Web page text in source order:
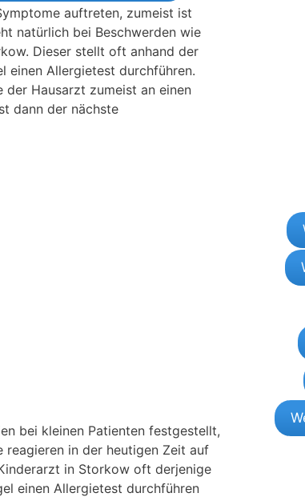
auftreten, zumeist ist
natürlich bei Beschwerden wie
Dieser stellt oft anhand der
einen Allergietest durchführen.
Hausarzt zumeist an einen
dann der nächste
bei kleinen Patienten festgestellt,
in der heutigen Zeit auf
in Storkow oft derjenige
einen Allergietest durchführen